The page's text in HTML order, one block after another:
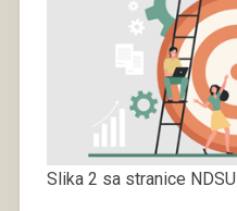
Slika 2 sa stranice NDSU